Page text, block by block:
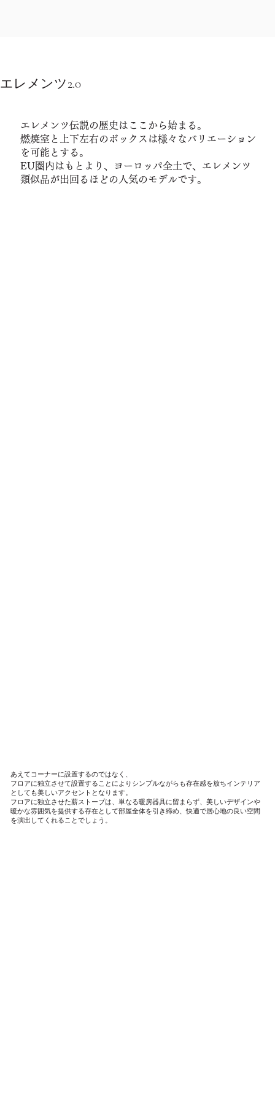
エレメンツ伝説の歴史はここから始まる。
燃焼室と上下左右のボックスは様々なバリエーション
を可能とする。
EU圏内はもとより、ヨーロッパ全土で、エレメンツ
類似品が出回るほどの人気のモデルです。
エレメンツ2.0
​あえてコーナーに設置するのではなく、
フロアに独立させて設置することによりシンプルながらも存在感を放ちインテリア
としても美しいアクセントとなります。
​フロアに独立させた薪ストーブは、単なる暖房器具に留まらず、美しいデザインや
暖かな雰囲気を提供する存在として部屋全体を引き締め、快適で居心地の良い空間
を演出してくれることでしょう。